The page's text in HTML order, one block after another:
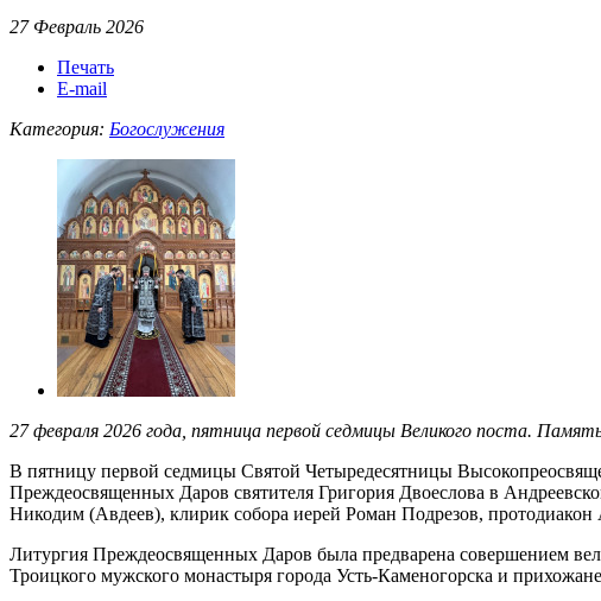
27 Февраль 2026
Печать
E-mail
Категория: Богослужения
27 февраля 2026 года, пятница первой седмицы Великого поста.
В пятницу первой седмицы Святой Четыредесятницы
Преждеосвященных Даров святителя Григория Двоеслова в
Никодим (Авдеев), клирик собора иерей Роман Подрезов,
Литургия Преждеосвященных Даров была предварена совершением
Троицкого мужского монастыря города Усть-Каменогорска и